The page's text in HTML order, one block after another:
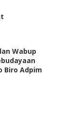
Wabup
Biro Adpim